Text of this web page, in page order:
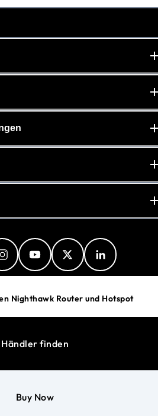
Nighthawk Router und Hotspot
Händler finden
Buy Now
Switzerland (Deutsch)
Cookie-Einstellungen
1996-2026NETGEAR®